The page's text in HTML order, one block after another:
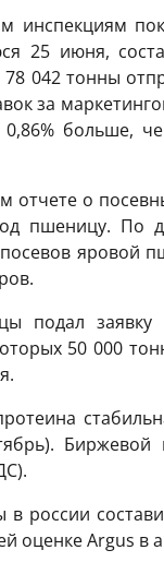
инспекциям
25 июня,
042 тонны
за
больше,
о
пшеницу. По
яровой
подал заявку
50 000
россии
оценке Argus в